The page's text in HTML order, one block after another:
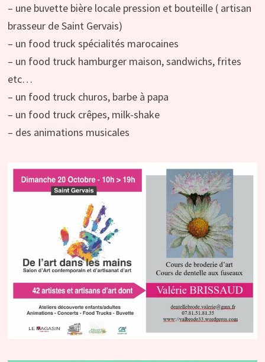
– une buvette bière locale pression et bouteille ( artisan
brasseur de Saint Gervais)
– un food truck spécialités marocaines
– un food truck hamburger maison, sandwichs, frites
etc…
– un food truck churos, barbe à papa
– un food truck crêpes, milk-shake
– des animations musicales